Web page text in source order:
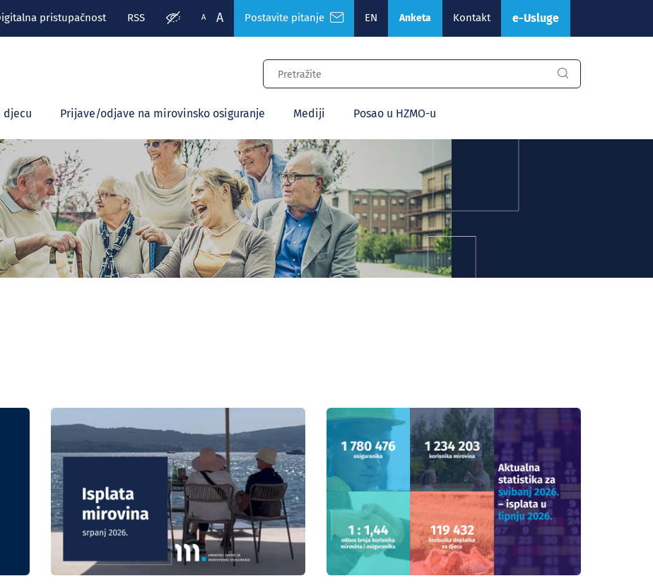
pristupačnost RSS A A Postavite pitanje EN Anketa Kontakt e-Usluge
djecu Prijave/odjave na mirovinsko osiguranje Mediji Posao u HZMO-u